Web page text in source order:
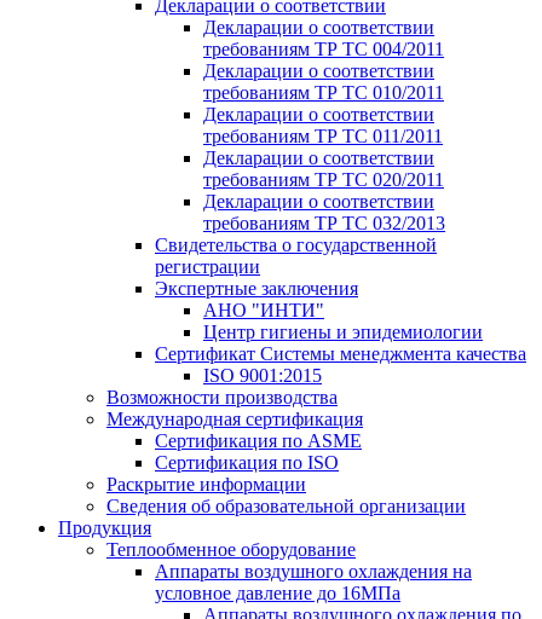
Декларации о соответствии
Декларации о соответствии
требованиям ТР ТС 004/2011
Декларации о соответствии
требованиям ТР ТС 010/2011
Декларации о соответствии
требованиям ТР ТС 011/2011
Декларации о соответствии
требованиям ТР ТС 020/2011
Декларации о соответствии
требованиям ТР ТС 032/2013
Свидетельства о государственной
регистрации
Экспертные заключения
АНО "ИНТИ"
Центр гигиены и эпидемиологии
Сертификат Системы менеджмента качества
ISO 9001:2015
Возможности производства
Международная сертификация
Сертификация по ASME
Сертификация по ISO
Раскрытие информации
Сведения об образовательной организации
Продукция
Теплообменное оборудование
Аппараты воздушного охлаждения на
условное давление до 16МПа
Аппараты воздушного охлаждения по